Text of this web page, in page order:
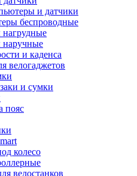
и датчики
беспроводные
наручные
и каденса
велогаджетов
и сумки
пояс
колесо
велостанков